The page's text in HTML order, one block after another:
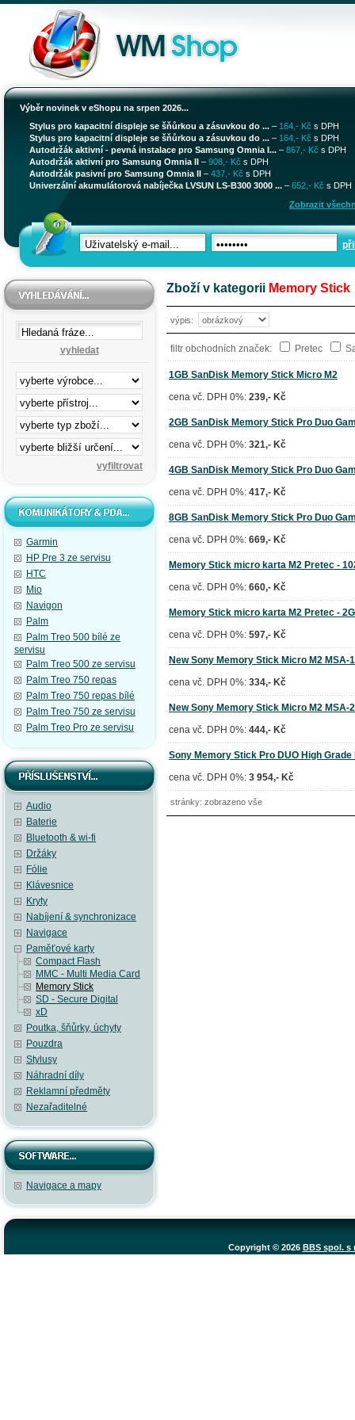
Výběr novinek v eShopu na srpen 2026...
Stylus pro kapacitní displeje se šňůrkou a zásuvkou do ... – 164,- Kč s DPH
Stylus pro kapacitní displeje se šňůrkou a zásuvkou do ... – 164,- Kč s DPH
Autodržák aktivní - pevná instalace pro Samsung Omnia I... – 867,- Kč s DPH
Autodržák aktivní pro Samsung Omnia II – 908,- Kč s DPH
Autodržák pasivní pro Samsung Omnia II – 437,- Kč s DPH
Univerzální akumulátorová nabíječka LVSUN LS-B300 3000 ... – 652,- Kč s DPH
Zobrazit
vyhledat
Garmin
HP Pre 3 ze servisu
HTC
Mio
Navigon
Palm
Palm Treo 500 bílé ze
servisu
Palm Treo 500 ze servisu
Palm Treo 750 repas
Palm Treo 750 repas bílé
Palm Treo 750 ze servisu
Palm Treo Pro ze servisu
Audio
Baterie
Bluetooth & wi-fi
Držáky
Fólie
Klávesnice
Kryty
Nabíjení & synchronizace
Navigace
Paměťové karty
Compact Flash
MMC - Multi Media Card
Memory Stick
SD - Secure Digital
xD
Poutka, šňůrky, úchyty
Pouzdra
Stylusy
Náhradní díly
Reklamní předměty
Nezařaditelné
Navigace a mapy
Zboží v kategorii Memory Stick
výpis:
filtr obchodních značek: Pretec
1GB SanDisk Memory Stick Micro M2
cena vč. DPH 0%: 239,- Kč
2GB SanDisk Memory Stick Pro Duo
cena vč. DPH 0%: 321,- Kč
4GB SanDisk Memory Stick Pro Duo
cena vč. DPH 0%: 417,- Kč
8GB SanDisk Memory Stick Pro Duo
cena vč. DPH 0%: 669,- Kč
Memory Stick micro karta M2 Pretec -
cena vč. DPH 0%: 660,- Kč
Memory Stick micro karta M2 Pretec -
cena vč. DPH 0%: 597,- Kč
New Sony Memory Stick Micro M2 MSA-
cena vč. DPH 0%: 334,- Kč
New Sony Memory Stick Micro M2 MSA-
cena vč. DPH 0%: 444,- Kč
Sony Memory Stick Pro DUO High Grade
cena vč. DPH 0%: 3 954,- Kč
stránky: zobrazeno vše
Copyright © 2026 BBS spol. s